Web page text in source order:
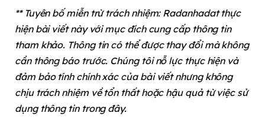
** Tuyên bố miễn trừ trách nhiệm: Radanhadat thực
hiện bài viết này với mục đích cung cấp thông tin
tham khảo. Thông tin có thể được thay đổi mà không
cần thông báo trước. Chúng tôi nỗ lực thực hiện và
đảm bảo tính chính xác của bài viết nhưng không
chịu trách nhiệm về tổn thất hoặc hậu quả từ việc sử
dụng thông tin trong đây.